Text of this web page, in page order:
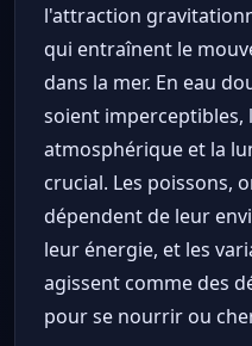
l'attraction
qui entraînent le
dans la mer. En eau
soient imperceptibles,
atmosphérique et la
crucial. Les poissons,
dépendent de leur
leur énergie, et les
agissent comme des
pour se nourrir ou